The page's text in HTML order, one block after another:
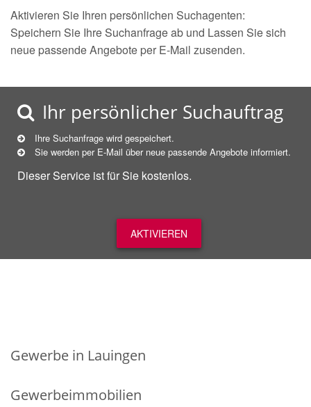
Aktivieren Sie Ihren persönlichen Suchagenten:
Speichern Sie Ihre Suchanfrage ab und Lassen Sie sich
neue passende Angebote per E-Mail zusenden.
Ihr persönlicher Suchauftrag
Ihre Suchanfrage wird gespeichert.
Sie werden per E-Mail über neue passende Angebote informiert.
Dieser Service ist für Sie kostenlos.
AKTIVIEREN
Gewerbe in Lauingen
Gewerbeimmobilien